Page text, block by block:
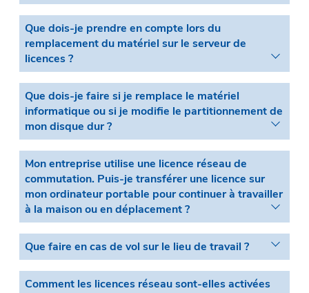
Que dois-je prendre en compte lors du
remplacement du matériel sur le serveur de
licences ?
Que dois-je faire si je remplace le matériel
informatique ou si je modifie le partitionnement de
mon disque dur ?
Mon entreprise utilise une licence réseau de
commutation. Puis-je transférer une licence sur
mon ordinateur portable pour continuer à travailler
à la maison ou en déplacement ?
Que faire en cas de vol sur le lieu de travail ?
Comment les licences réseau sont-elles activées